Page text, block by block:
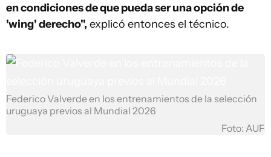
en condiciones de que pueda ser una opción de
'wing' derecho", explicó entonces el técnico.
Federico Valverde en los entrenamientos de la selección
uruguaya previos al Mundial 2026
Foto: AUF